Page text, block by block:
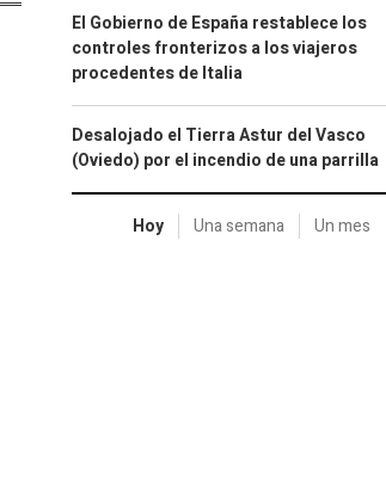
El Gobierno de España restablece los
controles fronterizos a los viajeros
procedentes de Italia
Desalojado el Tierra Astur del Vasco
(Oviedo) por el incendio de una parrilla
Hoy Una semana Un mes